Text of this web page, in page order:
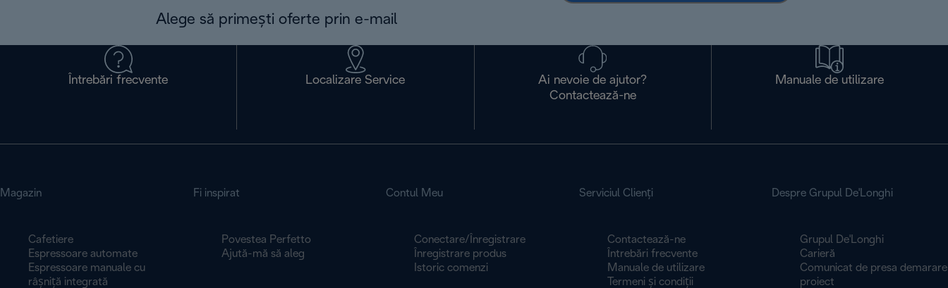
Alege să primești oferte prin e-mail
Întrebări frecvente Localizare Service
Ai nevoie de ajutor?
Contactează-ne
Manuale de utilizare
Magazin
Cafetiere
Espressoare automate
Espressoare manuale cu
râșniță integrată
Fi inspirat
Povestea Perfetto
Ajută-mă să aleg
Contul Meu
Conectare/Înregistrare
Înregistrare produs
Istoric comenzi
Serviciul Clienţi
Contactează-ne
Întrebări frecvente
Manuale de utilizare
Termeni și condiți​​​​​​​i
Despre Grupul De'Longhi
Grupul De'Longhi
Carieră
Comunicat de presa demarare
proiect